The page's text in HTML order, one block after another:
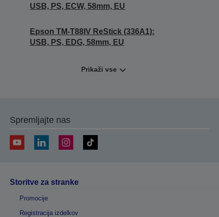
USB, PS, ECW, 58mm, EU
Epson TM-T88IV ReStick (336A1):
USB, PS, EDG, 58mm, EU
Prikaži vse
Spremljajte nas
Storitve za stranke
Promocije
Registracija izdelkov